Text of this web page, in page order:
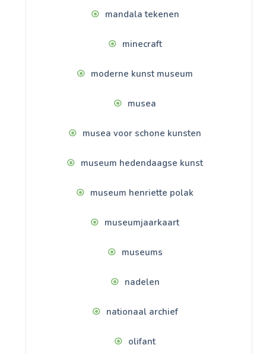
mandala tekenen
minecraft
moderne kunst museum
musea
musea voor schone kunsten
museum hedendaagse kunst
museum henriette polak
museumjaarkaart
museums
nadelen
nationaal archief
olifant